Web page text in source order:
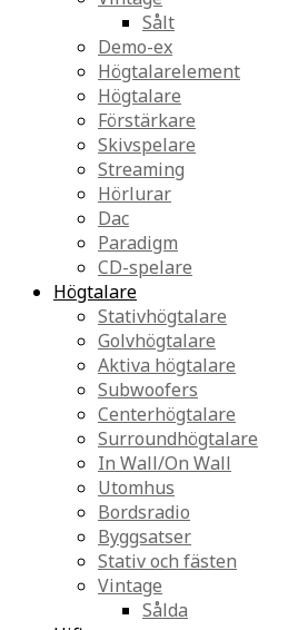
Sålt
Demo-ex
Högtalarelement
Högtalare
Förstärkare
Skivspelare
Streaming
Hörlurar
Dac
Paradigm
CD-spelare
Högtalare
Stativhögtalare
Golvhögtalare
Aktiva högtalare
Subwoofers
Centerhögtalare
Surroundhögtalare
In Wall/On Wall
Utomhus
Bordsradio
Byggsatser
Stativ och fästen
Vintage
Sålda